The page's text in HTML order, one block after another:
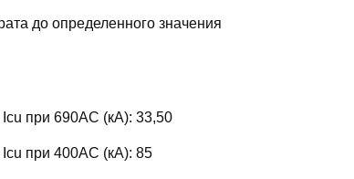
до определенного значения
при 690AC (кА): 33,50
Icu при 400АС (кА): 85